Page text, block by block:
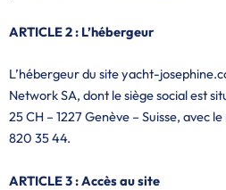
ARTICLE 2 : L’hébergeur
L’hébergeur du site yacht-
Network SA, dont le siège social est
25 CH – 1227 Genève – Suisse, avec
820 35 44.
ARTICLE 3 : Accès au site